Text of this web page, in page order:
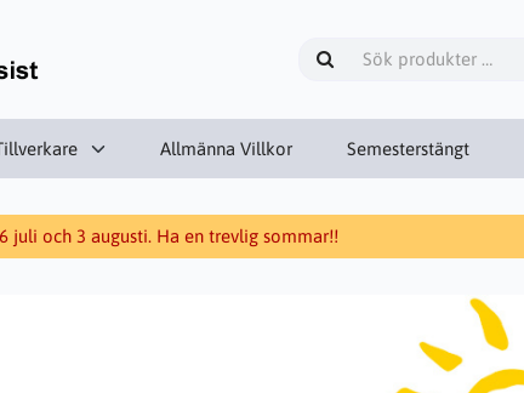
Allmänna Villkor Semesterstängt
juli och 3 augusti. Ha en trevlig sommar!!